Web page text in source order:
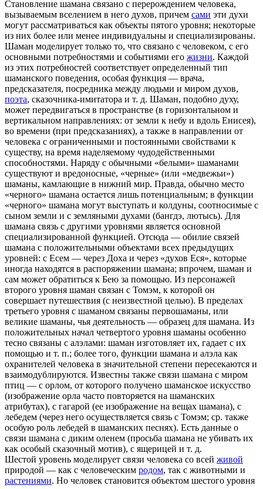
Становление шамана связано с перерождением человека,
вызываемым вселением в него духов, причем сами эти духи
могут рассматриваться как объекты пятого уровня; некоторые
из них более или менее индивидуальны и специализированы.
Шаман моделирует только то, что связано с человеком, с его
основными потребностями и событиями его жизни. Каждой
из этих потребностей соответствует определенный тип
шаманского поведения, особая функция — врача,
предсказателя, посредника между людьми и миром духов,
поэта, сказочника-имитатора и т. д. Шаман, подобно духу,
может передвигаться в пространстве (в горизонтальном и
вертикальном направлениях: от земли к небу и вдоль Енисея),
во времени (при предсказаниях), а также в направлении от
человека с ограниченными и постоянными свойствами к
существу, на время наделяемому чудодейственными
способностями. Наряду с обычными «белыми» шаманами
существуют и вредоносные, «черные» (или «медвежьи»)
шаманы, камлающие в нижний мир. Правда, обычно место
«черного» шамана остается лишь потенциальным; в функции
«черного» шамана могут выступать и колдуны, соотносимые с
сыном земли и с земляными духами (бангдэ, лютысь). Для
шамана связь с другими уровнями является основной
специализированной функцией. Отсюда — обилие связей
шамана с положительными объектами всех предыдущих
уровней: с Есем — через Доха и через «духов Еся», которые
иногда находятся в распоряжении шамана; впрочем, шаман и
сам может обратиться к Бею за помощью. Из персонажей
второго уровня шаман связан с Томэм, к которой он
совершает путешествия (с неизвестной целью). В пределах
третьего уровня с шаманом связаны первошаманы, или
великие шаманы, чья деятельность — образец для шамана. Из
положительных начал четвертого уровня шаманы особенно
тесно связаны с алэлами: шаман изготовляет их, гадает с их
помощью и т. п.; более того, функции шамана и алэла как
охранителей человека в значительной степени пересекаются и
взаимодублируются. Известны также связи шамана с миром
птиц — с орлом, от которого получено шаманское искусство
(изображение орла часто повторяется на шаманских
атрибутах), с гагарой (ее изображение на вещах шамана), с
лебедем (через него осуществляется связь с Томэм; ср. также
особую роль лебедей в шаманских песнях). Есть данные о
связи шамана с диким оленем (просьба шамана не убивать их
как особый сказочный мотив), с ящерицей и т. д.
Шестой уровень моделирует связи человека со всей живой
природой — как с человеческим родом, так с животными и
растениями. Но человек становится объектом шестого уровня